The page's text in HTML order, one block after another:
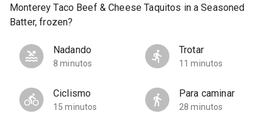
Monterey Taco Beef & Cheese Taquitos in a Seasoned
Batter, frozen?
Nadando
8 minutos
Trotar
11 minutos
Ciclismo
15 minutos
Para caminar
28 minutos